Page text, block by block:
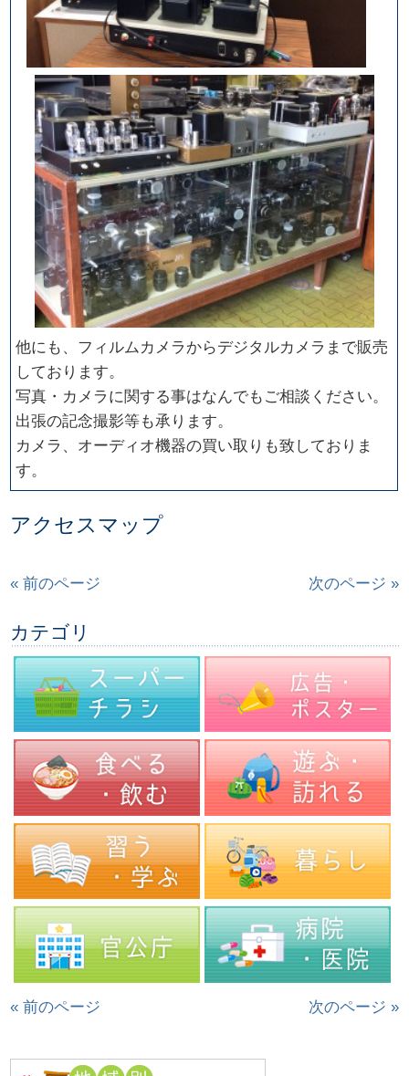
他にも、フィルムカメラからデジタルカメラまで販売
しております。
写真・カメラに関する事はなんでもご相談ください。
出張の記念撮影等も承ります。
カメラ、オーディオ機器の買い取りも致しておりま
す。
アクセスマップ
« 前のページ 次のページ »
カテゴリ
« 前のページ 次のページ »